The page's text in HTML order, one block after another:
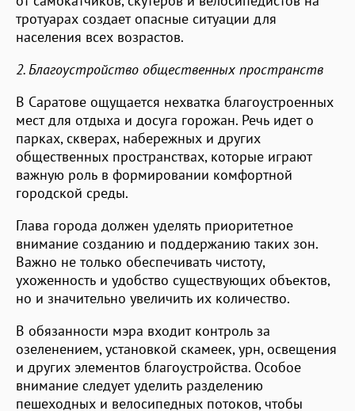
тротуарах создает опасные ситуации для
населения всех возрастов.
2. Благоустройство общественных пространств
В Саратове ощущается нехватка благоустроенных
мест для отдыха и досуга горожан. Речь идет о
парках, скверах, набережных и других
общественных пространствах, которые играют
важную роль в формировании комфортной
городской среды.
Глава города должен уделять приоритетное
внимание созданию и поддержанию таких зон.
Важно не только обеспечивать чистоту,
ухоженность и удобство существующих объектов,
но и значительно увеличить их количество.
В обязанности мэра входит контроль за
озеленением, установкой скамеек, урн, освещения
и других элементов благоустройства. Особое
внимание следует уделить разделению
пешеходных и велосипедных потоков, чтобы